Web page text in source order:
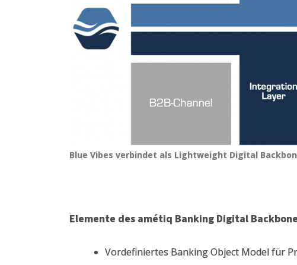
Blue Vibes verbindet als Lightweight Digital
Elemente des amétiq Banking Digital Backbone
Vordefiniertes Banking Object Model für